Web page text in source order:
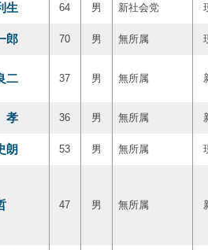
生 64 男 新社会党
郎 70 男 無所属
二 37 男 無所属
孝 36 男 無所属
朗 53 男 無所属
47 男 無所属